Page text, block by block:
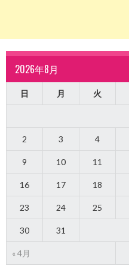
2026年8月
日 月 火
« 4月
2 3 4
9 10 11
16 17 18
23 24 25
30 31